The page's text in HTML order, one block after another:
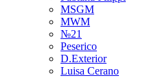
MSGM
MWM
№21
Peserico
D.Exterior
Luisa Cerano